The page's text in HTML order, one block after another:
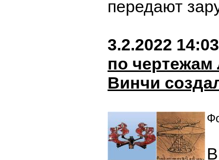
передают
3.2.2022 14:03
по
Винчи